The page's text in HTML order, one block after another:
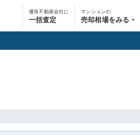
優良不動産会社に
一括査定
マンションの
売却相場をみる